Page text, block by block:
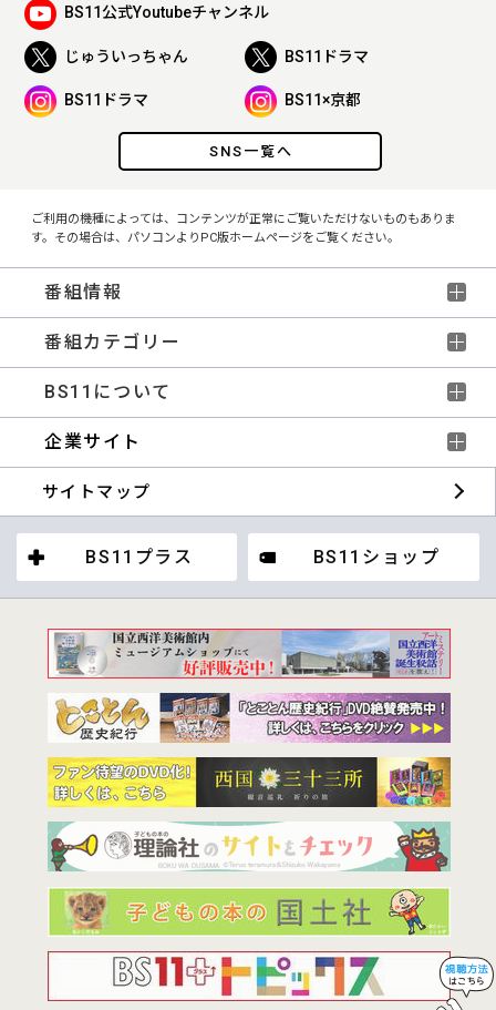
SNS一覧へ
BS11公式Youtubeチャンネル
じゅういっちゃん BS11ドラマ
BS11ドラマ BS11×京都
ご利用の機種によっては、コンテンツが正常にご覧いただけないものもありま
す。その場合は、パソコンよりPC版ホームページをご覧ください。
番組情報
番組カテゴリー
BS11について
企業サイト
サイトマップ
BS11プラス BS11ショップ